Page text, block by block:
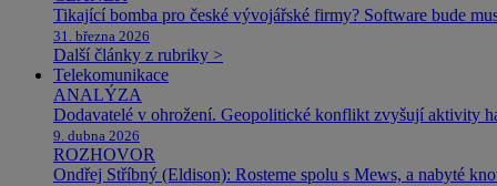
Tikající bomba pro české vývojářské firmy? Software bude
31. března 2026
Další články z rubriky >
Telekomunikace
ANALÝZA
Dodavatelé v ohrožení. Geopolitické konflikt zvyšují aktivity
9. dubna 2026
ROZHOVOR
Ondřej Stříbný (Eldison): Rosteme spolu s Mews, a nabyté